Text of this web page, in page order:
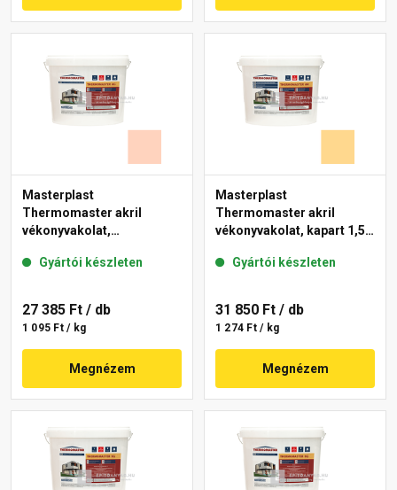
Masterplast
Thermomaster akril
vékonyvakolat,
15-E 25 kg
Gyártói készleten
27 385 Ft / db
1 095 Ft / kg
Megnézem
Masterplast
Thermomaster akril
vékonyvakolat, kapart 1,5
Gyártói készleten
31 850 Ft / db
1 274 Ft / kg
Megnézem